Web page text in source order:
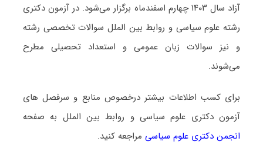
آزاد سال ۱۴۰۳ چهارم اسفندماه برگزار می‌شود. در آزمون دکتری
رشته علوم سیاسی و روابط بین الملل سوالات تخصصی رشته
و نیز سوالات زبان عمومی و استعداد تحصیلی مطرح
می‌شوند.
برای کسب اطلاعات بیشتر درخصوص منابع و سرفصل های
آزمون دکتری علوم سیاسی و روابط بین الملل به صفحه
انجمن دکتری علوم سیاسیمراجعه کنید.